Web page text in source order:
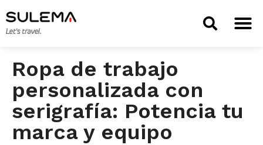
Ropa de trabajo
personalizada con
serigrafía: Potencia tu
marca y equipo